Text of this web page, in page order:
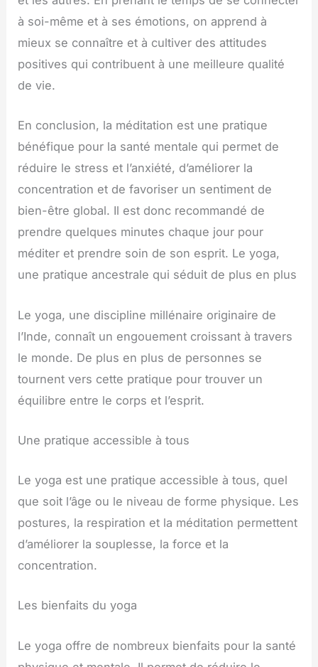
à soi-même et à ses émotions, on apprend à
mieux se connaître et à cultiver des attitudes
positives qui contribuent à une meilleure qualité
de vie.
En conclusion, la méditation est une pratique
bénéfique pour la santé mentale qui permet de
réduire le stress et l’anxiété, d’améliorer la
concentration et de favoriser un sentiment de
bien-être global. Il est donc recommandé de
prendre quelques minutes chaque jour pour
méditer et prendre soin de son esprit. Le yoga,
une pratique ancestrale qui séduit de plus en plus
Le yoga, une discipline millénaire originaire de
l’Inde, connaît un engouement croissant à travers
le monde. De plus en plus de personnes se
tournent vers cette pratique pour trouver un
équilibre entre le corps et l’esprit.
Une pratique accessible à tous
Le yoga est une pratique accessible à tous, quel
que soit l’âge ou le niveau de forme physique. Les
postures, la respiration et la méditation permettent
d’améliorer la souplesse, la force et la
concentration.
Les bienfaits du yoga
Le yoga offre de nombreux bienfaits pour la santé